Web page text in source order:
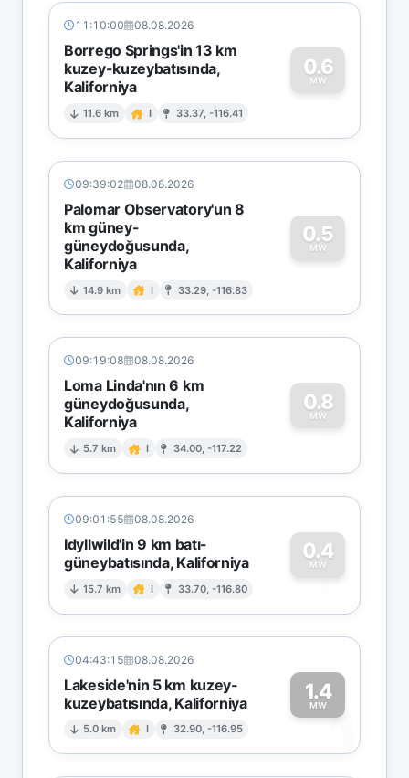
11:10:00 08.08.2026
Borrego Springs'in 13 km
kuzey-kuzeybatısında,
Kaliforniya
11.6 km I 33.37, -116.41
0.6
MW
0
09:39:02 08.08.2026
Palomar Observatory'un 8
km güney-
güneydoğusunda,
Kaliforniya
14.9 km I 33.29, -116.83
0.5
MW
0
09:19:08 08.08.2026
Loma Linda'nın 6 km
güneydoğusunda,
Kaliforniya
5.7 km I 34.00, -117.22
0.8
MW
0
09:01:55 08.08.2026
Idyllwild'in 9 km batı-
güneybatısında, Kaliforniya
15.7 km I 33.70, -116.80
0.4
MW
0
04:43:15 08.08.2026
Lakeside'nin 5 km kuzey-
kuzeybatısında, Kaliforniya
5.0 km I 32.90, -116.95
1.4
MW1